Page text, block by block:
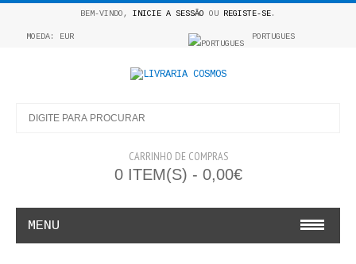
BEM-VINDO, INICIE A SESSÃO OU REGISTE-SE.
MOEDA: EUR PORTUGUES
CARRINHO DE COMPRAS
0 ITEM(S) - 0,00€
MENU